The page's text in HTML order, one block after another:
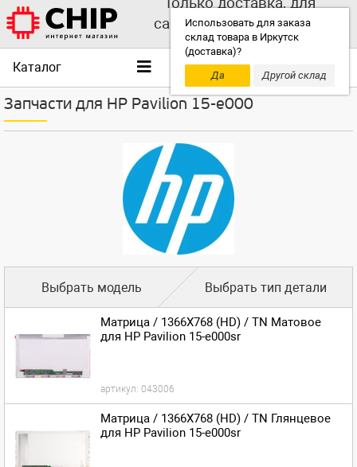
Использовать для заказа
склад товара в Иркутск
(доставка)?
Да
Другой склад
самовывоза выбирайте
другой склад!
Каталог
Запчасти для HP Pavilion 15-e000
Выбрать модель Выбрать тип детали
Матрица / 1366X768 (HD) / TN Матовое
для HP Pavilion 15-e000sr
артикул: 043006
Матрица / 1366X768 (HD) / TN Глянцевое
для HP Pavilion 15-e000sr